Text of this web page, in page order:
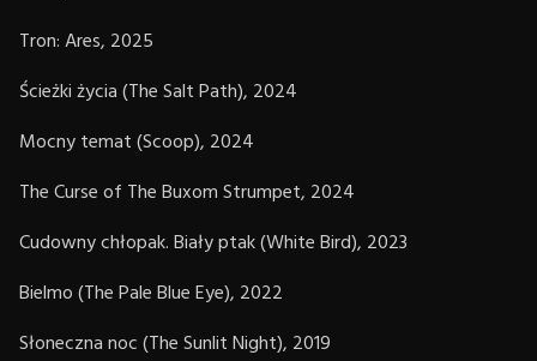
Tron: Ares, 2025
Ścieżki życia (The Salt Path), 2024
Mocny temat (Scoop), 2024
The Curse of The Buxom Strumpet, 2024
Cudowny chłopak. Biały ptak (White Bird), 2023
Bielmo (The Pale Blue Eye), 2022
Słoneczna noc (The Sunlit Night), 2019